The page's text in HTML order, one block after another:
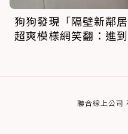
狗狗發現「隔壁新鄰
超爽模樣網笑翻：進
聯合線上公司